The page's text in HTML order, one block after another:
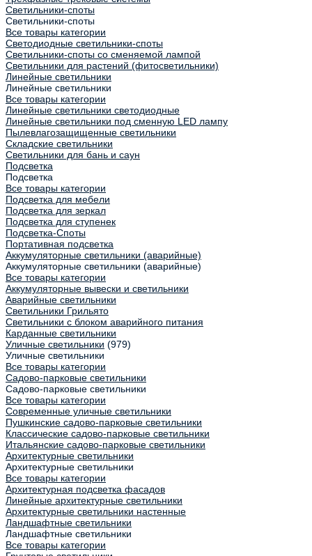
Светильники-споты
Светильники-споты
Все товары категории
Светодиодные светильники-споты
Светильники-споты со сменяемой лампой
Светильники для растений (фитосветильники)
Линейные светильники
Линейные светильники
Все товары категории
Линейные светильники светодиодные
Линейные светильники под сменную LED лампу
Пылевлагозащищенные светильники
Складские светильники
Светильники для бань и саун
Подсветка
Подсветка
Все товары категории
Подсветка для мебели
Подсветка для зеркал
Подсветка для ступенек
Подсветка-Споты
Портативная подсветка
Аккумуляторные светильники (аварийные)
Аккумуляторные светильники (аварийные)
Все товары категории
Аккумуляторные вывески и светильники
Аварийные светильники
Светильники Грильято
Светильники с блоком аварийного питания
Карданные светильники
Уличные светильники (979)
Уличные светильники
Все товары категории
Садово-парковые светильники
Садово-парковые светильники
Все товары категории
Современные уличные светильники
Пушкинские садово-парковые светильники
Классические садово-парковые светильники
Итальянские садово-парковые светильники
Архитектурные светильники
Архитектурные светильники
Все товары категории
Архитектурная подсветка фасадов
Линейные архитектурные светильники
Архитектурные светильники настенные
Ландшафтные светильники
Ландшафтные светильники
Все товары категории